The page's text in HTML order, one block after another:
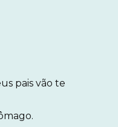
pais vão te